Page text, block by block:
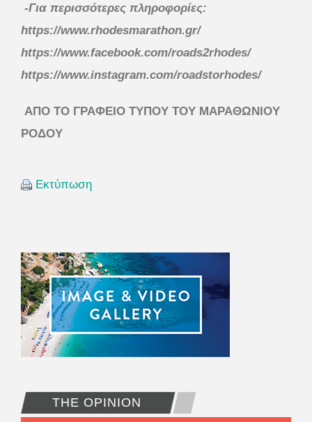
-Για περισσότερες πληροφορίες:
https://www.rhodesmarathon.gr/
https://www.facebook.com/roads2rhodes/
https://www.instagram.com/roadstorhodes/
ΑΠΟ ΤΟ ΓΡΑΦΕΙΟ ΤΥΠΟΥ ΤΟΥ ΜΑΡΑΘΩΝΙΟΥ
ΡΟΔΟΥ
Εκτύπωση
THE OPINION